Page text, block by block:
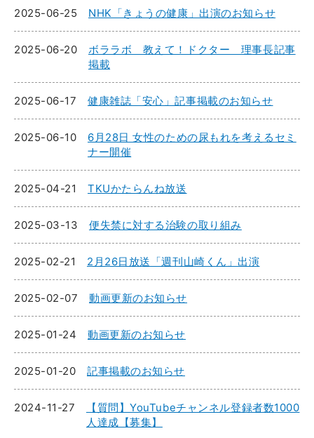
2025-06-25 NHK「きょうの健康」出演のお知らせ
2025-06-20
ボララボ 教えて！ドクター 理事長記事
掲載
2025-06-17 健康雑誌「安心」記事掲載のお知らせ
2025-06-10
6月28日 女性のための尿もれを考えるセミ
ナー開催
2025-04-21 TKUかたらんね放送
2025-03-13 便失禁に対する治験の取り組み
2025-02-21 2月26日放送「週刊山崎くん」出演
2025-02-07 動画更新のお知らせ
2025-01-24 動画更新のお知らせ
2025-01-20 記事掲載のお知らせ
2024-11-27
【質問】YouTubeチャンネル登録者数1000
人達成【募集】